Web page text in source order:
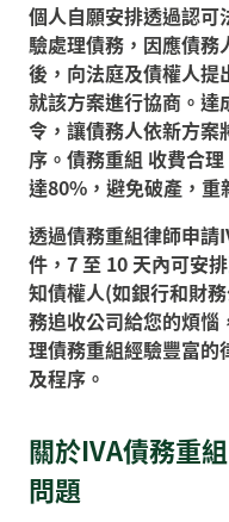
個人自願安排透過認可
驗處理債務，因應債務
後，向法庭及債權人提
就該方案進行協商。達
令，讓債務人依新方案
序。債務重組 收費合
達80%，避免破產，重
透過債務重組律師申請
件，7 至 10 天內可安
知債權人(如銀行和財
務追收公司給您的煩惱
理債務重組經驗豐富的
及程序。
關於IVA債務重
問題